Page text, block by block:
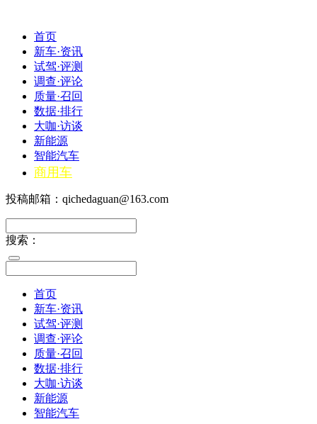
首页
新车·资讯
试驾·评测
调查·评论
质量·召回
数据·排行
大咖·访谈
新能源
智能汽车
商用车
投稿邮箱：qichedaguan@163.com
搜索：
首页
新车·资讯
试驾·评测
调查·评论
质量·召回
数据·排行
大咖·访谈
新能源
智能汽车